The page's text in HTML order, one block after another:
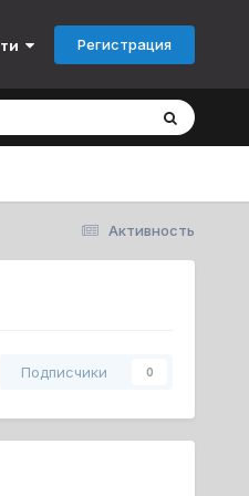
Регистрация
Активность
Подписчики 0